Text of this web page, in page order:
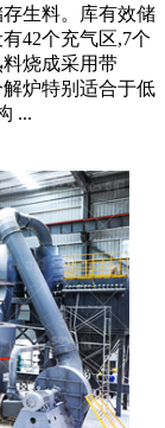
生料。库有效储
42个充气区,7个
烧成采用带
炉特别适合于低
...